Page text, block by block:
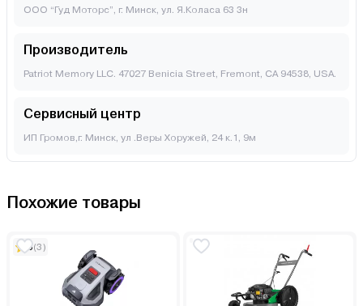
ООО “Гуд Моторс”, г. Минск, ул. Я.Коласа 63 3н
Производитель
Patriot Memory LLC. 47027 Benicia Street, Fremont, CA 94538, USA.
Сервисный центр
ИП Громов,г. Минск, ул .Веры Хоружей, 24 к.1, 9м
Похожие товары
5(3)